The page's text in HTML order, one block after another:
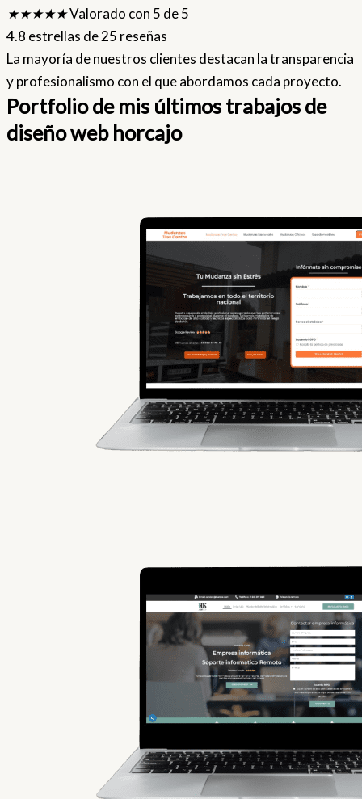
★★★★★Valorado con 5 de 5
4.8 estrellas de 25 reseñas
La mayoría de nuestros clientes destacan la transparencia
y profesionalismo con el que abordamos cada proyecto.
Portfolio de mis últimos trabajos de
diseño web horcajo